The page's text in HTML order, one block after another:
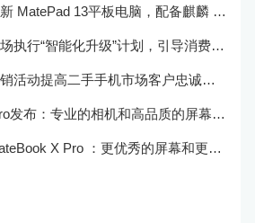
华为发布全新 MatePad 13平板电脑，配备麒麟 970 处理器和全清屏幕
二手手机市场执行“智能化升级”计划，引导消费者迈向智能化生活
如何通过营销活动提高二手手机市场客户忠诚度？
Vivo X60 Pro发布：专业的相机和高品质的屏幕表现
华为推出MateBook X Pro ：更优秀的屏幕和更好的音频效果